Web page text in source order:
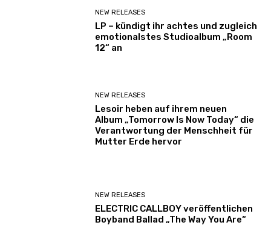
NEW RELEASES
LP – kündigt ihr achtes und zugleich
emotionalstes Studioalbum „Room
12“ an
NEW RELEASES
Lesoir heben auf ihrem neuen
Album „Tomorrow Is Now Today“ die
Verantwortung der Menschheit für
Mutter Erde hervor
NEW RELEASES
ELECTRIC CALLBOY veröffentlichen
Boyband Ballad „The Way You Are“